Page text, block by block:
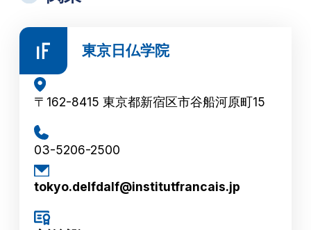
東京日仏学院
〒162-8415 東京都新宿区市谷船河原町15
03-5206-2500
tokyo.delfdalf@institutfrancais.jp